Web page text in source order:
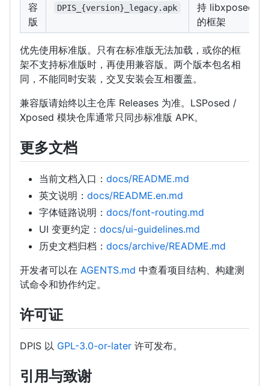
容
版
DPIS_{version}_legacy.apk
持 libxposed
的框架
优先使用标准版。只有在标准版无法加载，或你的框
架不支持标准版时，再使用兼容版。两个版本包名相
同，不能同时安装，交叉安装会互相覆盖。
兼容版请始终以主仓库 Releases 为准。LSPosed /
Xposed 模块仓库通常只同步标准版 APK。
更多文档
当前文档入口： docs/README.md
英文说明： docs/README.en.md
字体链路说明： docs/font-routing.md
UI 变更约定： docs/ui-guidelines.md
历史文档归档： docs/archive/README.md
开发者可以在 AGENTS.md 中查看项目结构、构建测
试命令和协作约定。
许可证
DPIS 以 GPL-3.0-or-later 许可发布。
引用与致谢